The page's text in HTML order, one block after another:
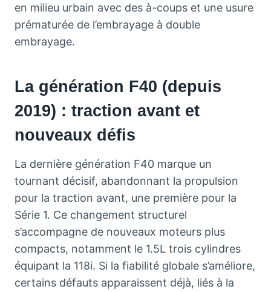
en milieu urbain avec des à-coups et une usure
prématurée de l’embrayage à double
embrayage.
La génération F40 (depuis
2019) : traction avant et
nouveaux défis
La dernière génération F40 marque un
tournant décisif, abandonnant la propulsion
pour la traction avant, une première pour la
Série 1. Ce changement structurel
s’accompagne de nouveaux moteurs plus
compacts, notamment le 1.5L trois cylindres
équipant la 118i. Si la fiabilité globale s’améliore,
certains défauts apparaissent déjà, liés à la